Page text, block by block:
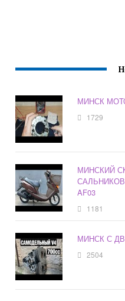
МИНСК
1729
МИНСКИЙ
AF03
1181
МИНСК С
2504